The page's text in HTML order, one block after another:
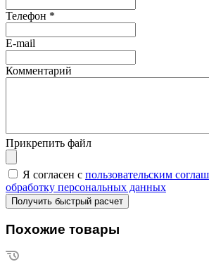
Телефон *
E-mail
Комментарий
Прикрепить файл
Я согласен с пользовательским
обработку персональных данных
Похожие товары